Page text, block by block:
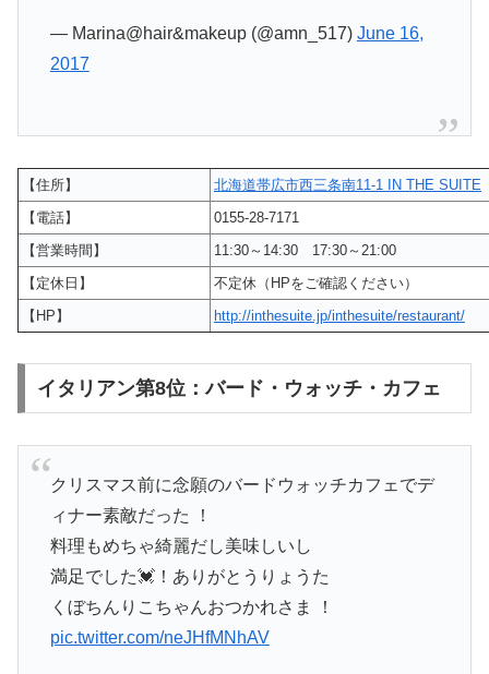
— Marina@hair&makeup (@amn_517) June 16,
2017
【住所】
北海道帯広市西三条南11-1 IN THE SUITE
【電話】
0155-28-7171
【営業時間】
11:30～14:30 17:30～21:00
【定休日】
不定休（HPをご確認ください）
【HP】
http://inthesuite.jp/inthesuite/restaurant/
イタリアン第8位：バード・ウォッチ・カフェ
クリスマス前に念願のバードウォッチカフェでデ
ィナー素敵だった ！
料理もめちゃ綺麗だし美味しいし
満足でした💓！ありがとうりょうた
くぼちんりこちゃんおつかれさま ！
pic.twitter.com/neJHfMNhAV